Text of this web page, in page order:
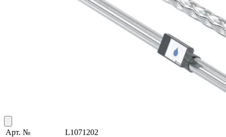
Арт. № L1071202